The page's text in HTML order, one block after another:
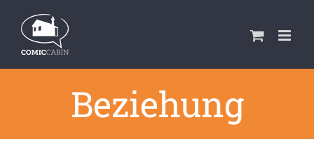
Inhalt
springen
Beziehung